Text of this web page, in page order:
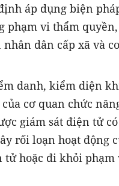
áp dụng biện
phạm vi thẩm quyền,
nhân dân cấp xã và
danh, kiểm diện
cơ quan chức
giám sát điện tử
rối loạn hoạt động
tử hoặc đi khỏi phạm